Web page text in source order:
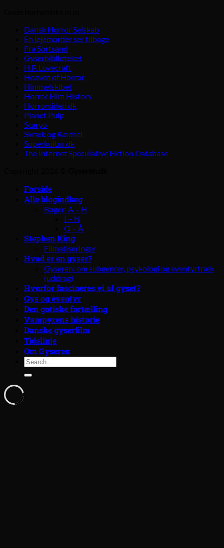
Dansk Horror Selskab
En lejemorder ser tilbage
Fra Sortsand
Gyserbiblioteket
H.P. Lovecraft
Heaven of Horror
Himmelskibet
Horror Film History
Horrorsiden.dk
Planet Pulp
Scaryo
Skræk og Rædsel
Superkultur.dk
The Internet Speculative Fiction Database
Forside
Alle blogindlæg
Bøger: A – H
I – N
O – Å
Stephen King
Filmatiseringer
Hvad er en gyser?
Gyseren: om subgenrer, psykologi og eventyrtræk
(uddrag)
Hvorfor fascineres vi af gyset?
Gys og eventyr
Den gotiske fortælling
Vampyrens historie
Danske gyserfilm
Tidslinje
Om Gyseren